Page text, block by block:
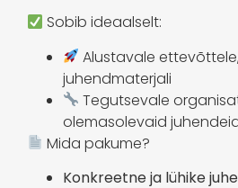
Sobib ideaalselt:
Alustavale
juhendmaterjali
Tegutsevale
olemasolevaid
Mida pakume?
Konkreetne ja lühike